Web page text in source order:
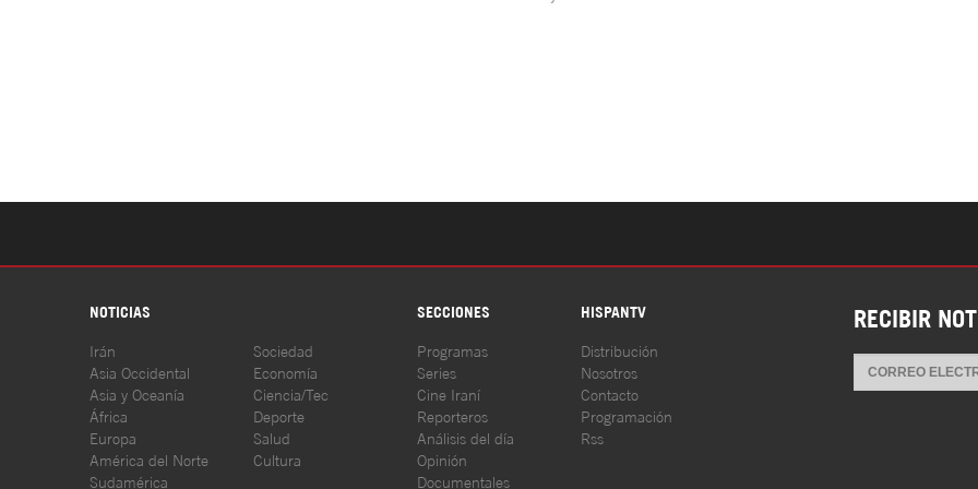
NOTICIAS SECCIONES HISPANTV
Irán
Asia Occidental
Asia y Oceanía
África
Europa
América del Norte
Sudamérica
Sociedad
Economía
Ciencia/Tec
Deporte
Salud
Cultura
Programas
Series
Cine Iraní
Reporteros
Análisis del día
Opinión
Documentales
Distribución
Nosotros
Contacto
Programación
Rss
RECIBIR